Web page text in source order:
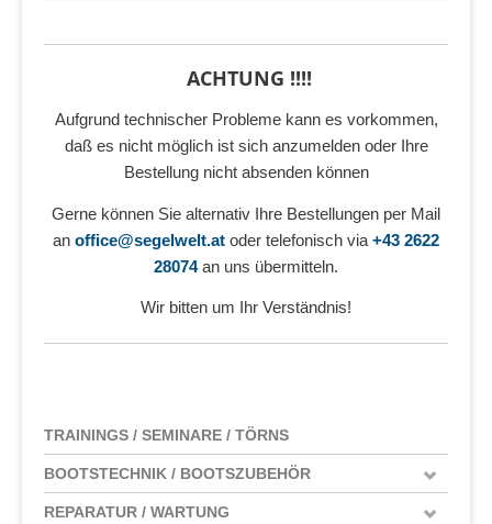
ACHTUNG !!!!
Aufgrund technischer Probleme kann es vorkommen,
daß es nicht möglich ist sich anzumelden oder Ihre
Bestellung nicht absenden können
Gerne können Sie alternativ Ihre Bestellungen per Mail
an office@segelwelt.at oder telefonisch via +43 2622
28074an uns übermitteln.
Wir bitten um Ihr Verständnis!
TRAININGS / SEMINARE / TÖRNS
BOOTSTECHNIK / BOOTSZUBEHÖR
REPARATUR / WARTUNG